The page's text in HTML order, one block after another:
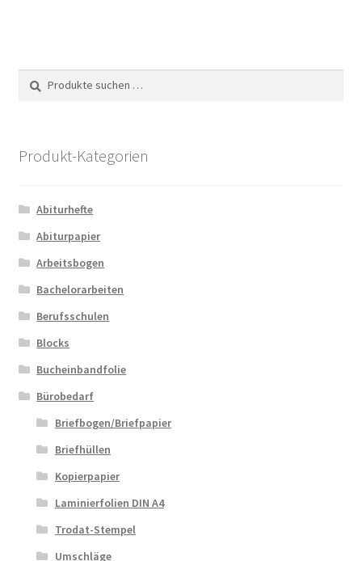
Die
Suche
nach:
Suchen
Produkt-Kategorien
Abiturhefte
Abiturpapier
Arbeitsbogen
Bachelorarbeiten
Berufsschulen
Blocks
Bucheinbandfolie
Bürobedarf
Briefbogen/Briefpapier
Briefhüllen
Kopierpapier
Laminierfolien DIN A4
Trodat-Stempel
Umschläge